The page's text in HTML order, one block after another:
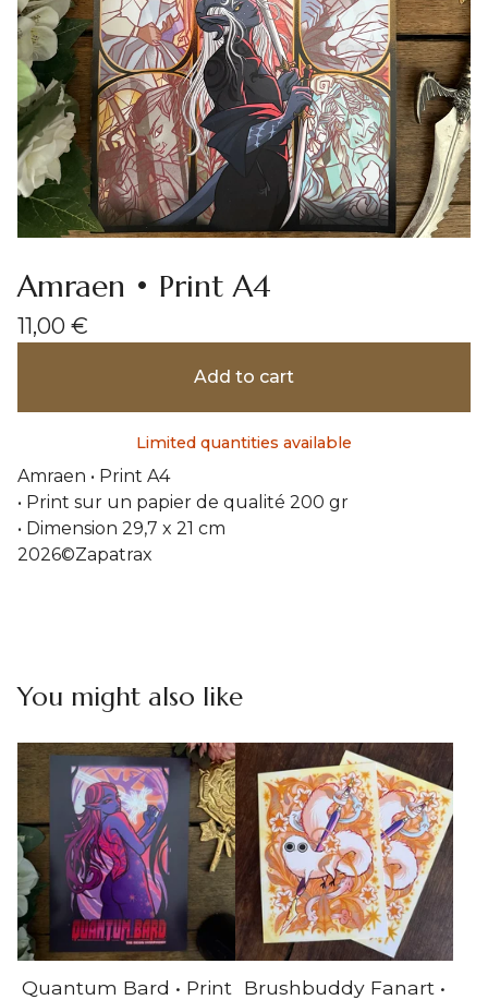
Amraen • Print A4
11,00 €
Add to cart
Limited quantities available
Amraen • Print A4
• Print sur un papier de qualité 200 gr
• Dimension 29,7 x 21 cm
2026©Zapatrax
You might also like
Quantum Bard • Print
Brushbuddy Fanart •